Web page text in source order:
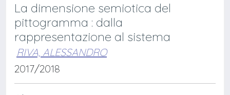
La dimensione semiotica del
pittogramma : dalla
rappresentazione al sistema
RIVA, ALESSANDRO
2017/2018